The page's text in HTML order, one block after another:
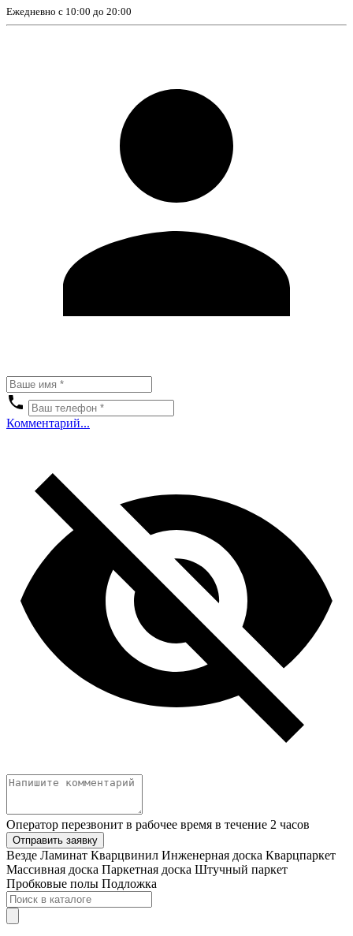
Ежедневно с 10:00 до 20:00
Комментарий...
Оператор перезвонит в рабочее время в течение 2 часов
Отправить заявку
Везде Ламинат Кварцвинил Инженерная доска Кварцпаркет
Массивная доска Паркетная доска Штучный паркет
Пробковые полы Подложка